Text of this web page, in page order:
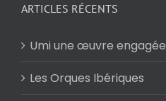
ARTICLES RÉCENTS
Umi une œuvre engagée
Les Orques Ibériques